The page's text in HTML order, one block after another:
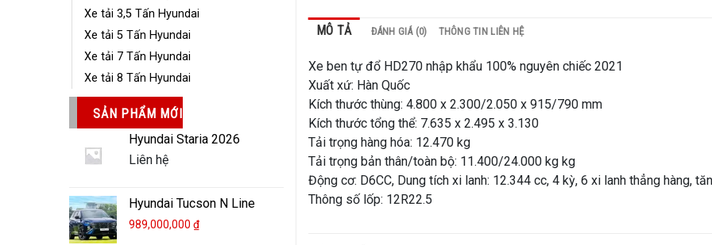
Xe tải 3,5 Tấn Hyundai
Xe tải 5 Tấn Hyundai
Xe tải 7 Tấn Hyundai
Xe tải 8 Tấn Hyundai
SẢN PHẨM MỚI
Hyundai Staria 2026
Liên hệ
Hyundai Tucson N Line
989,000,000 ₫
MÔ TẢ ĐÁNH GIÁ (0) THÔNG TIN LIÊN HỆ
Xe ben tự đổ HD270 nhập khẩu 100% nguyên chiếc 2021
Xuất xứ: Hàn Quốc
Kích thước thùng: 4.800 x 2.300/2.050 x 915/790 mm
Kích thước tổng thể: 7.635 x 2.495 x 3.130
Tải trọng hàng hóa: 12.470 kg
Tải trọng bản thân/toàn bộ: 11.400/24.000 kg kg
Động cơ: D6CC, Dung tích xi lanh: 12.344 cc, 4 kỳ, 6 xi lanh thẳng hàng,
Thông số lốp: 12R22.5